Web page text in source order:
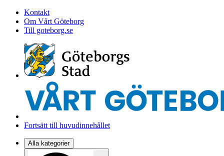
Kontakt
Om Vårt Göteborg
Till goteborg.se
Fortsätt till huvudinnehållet
Alla kategorier